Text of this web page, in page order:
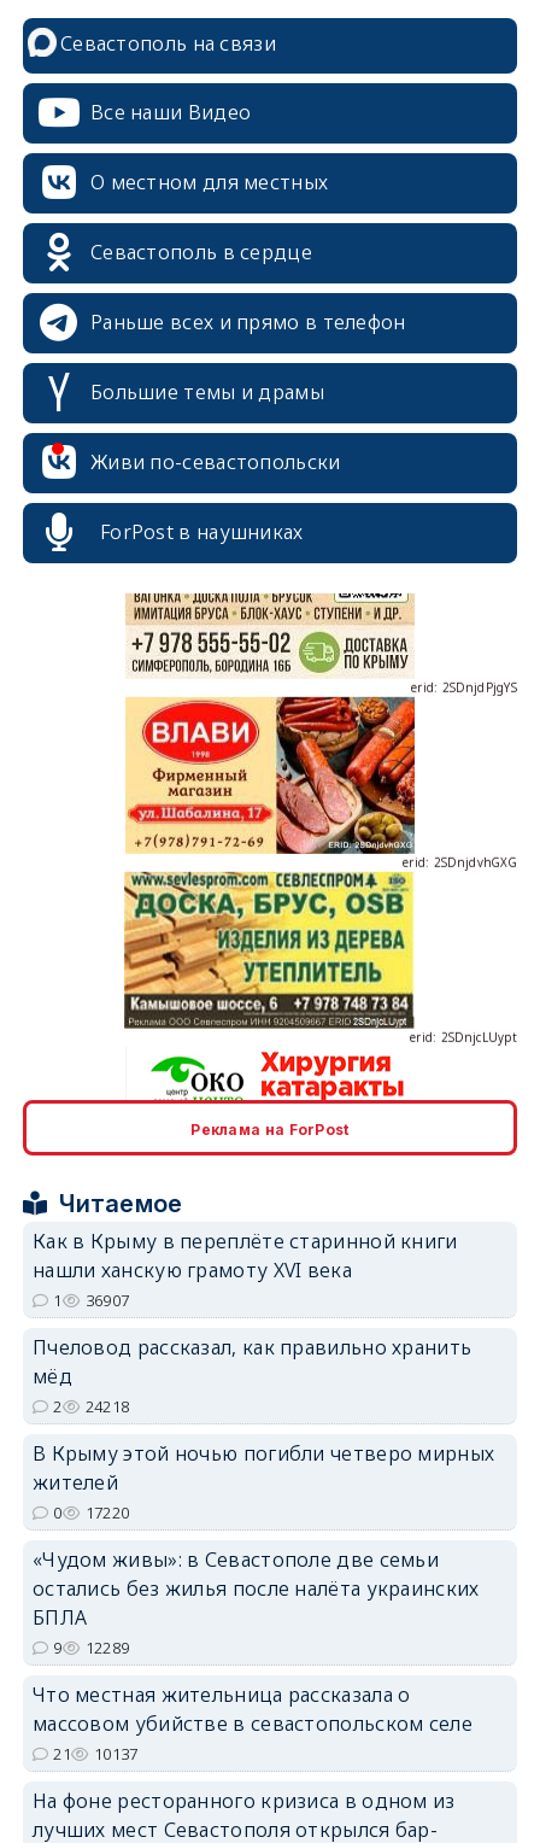
Севастополь на связи
Все наши Видео
О местном для местных
Севастополь в сердце
Раньше всех и прямо в телефон
Большие темы и драмы
Живи по-севастопольски
ForPost в наушниках
erid: 2SDnjcrDNw6
erid: 2SDnjdvhGXG
erid: 2SDnjdPjgYS
Реклама на ForPost
Читаемое
Как в Крыму в переплёте старинной книги
нашли ханскую грамоту XVI века
1 36907
Пчеловод рассказал, как правильно хранить
мёд
2 24218
В Крыму этой ночью погибли четверо мирных
жителей
0 17220
«Чудом живы»: в Севастополе две семьи
остались без жилья после налёта украинских
БПЛА
9 12289
Что местная жительница рассказала о
массовом убийстве в севастопольском селе
21 10137
На фоне ресторанного кризиса в одном из
лучших мест Севастополя открылся бар-